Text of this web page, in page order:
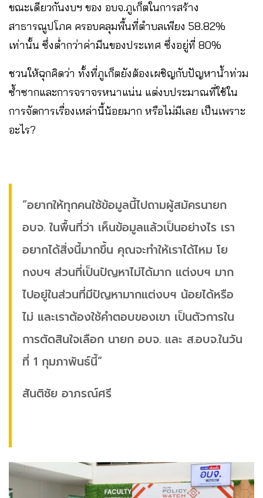
ขณะเดียวกันงบฯ ของ อบจ.ภูเก็ตในการสร้าง
สาธารณูปโภค ครอบคลุมพื้นที่ตำบลเพียง 58.82%
เท่านั้น ซึ่งต่ำกว่าค่ามีนของประเทศ ซึ่งอยู่ที่ 80%
ชวนให้ฉุกคิดว่า ทั้งที่ภูเก็ตยังต้องเผชิญกับปัญหาน้ำท่วม
ซ้ำซากและการจราจรหนาแน่น แต่งบประมาณที่ใช้ใน
การจัดการเรื่องเหล่านี้น้อยมาก หรือไม่มีเลย เป็นเพราะ
อะไร?
“อยากให้ทุกคนใช้ข้อมูลนี้ไปถามผู้สมัครนายก
อบจ. ในพื้นที่ว่า เห็นข้อมูลแล้วเป็นอย่างไร เรา
อยากได้สิ่งนี้มากขึ้น คุณจะทำให้เราได้ไหม โย
กงบฯ ส่วนที่เป็นปัญหาไม่ได้มาก แต่งบฯ มาก
ไปอยู่ในส่วนที่มีปัญหามากแต่งบฯ น้อยได้หรือ
ไม่ และเราต้องใช้คำตอบของเขา เป็นตัวการใน
การตัดสินใจเลือก นายก อบจ. และ ส.อบจ.ในวัน
ที่ 1 กุมภาพันธ์นี้”
สันติชัย อาภรณ์ศรี